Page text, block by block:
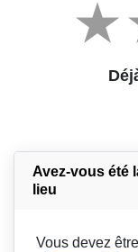
Avez-vous été
lieu
Vous devez